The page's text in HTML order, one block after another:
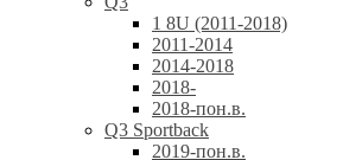
1 8U (2011-2018)
2011-2014
2014-2018
2018-
2018-пон.в.
Q3 Sportback
2019-пон.в.